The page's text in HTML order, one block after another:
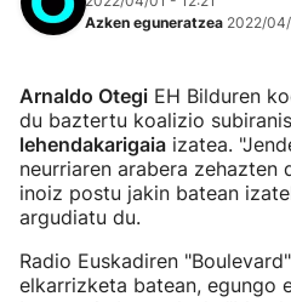
Azken eguneratzea 2022/04/
Arnaldo Otegi EH Bilduren
du baztertu koalizio
lehendakarigaia izatea.
neurriaren arabera zehazten
inoiz postu jakin batean
argudiatu du.
Radio Euskadiren
elkarrizketa batean, egungo